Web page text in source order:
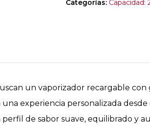
Categorías: Capacidad:
un vaporizador recargable
experiencia personalizada
de sabor suave, equilibrado y